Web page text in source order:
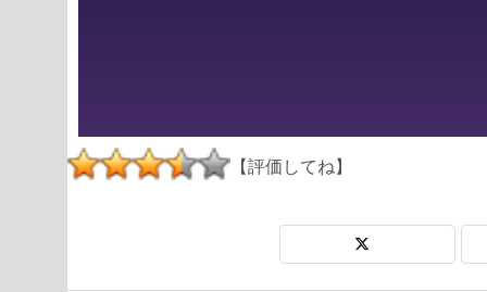
【評価してね】